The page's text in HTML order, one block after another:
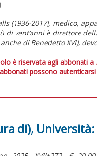
(1936-2017), medico,
di vent’anni è direttore
di Benedetto XVI),
è riservata agli abbonati a
possono
di),